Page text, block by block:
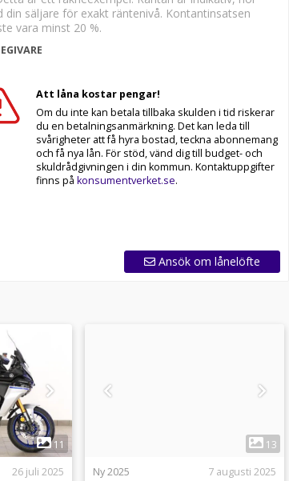
din säljare för exakt räntenivå. Kontantinsatsen
vara minst 20 %.
Att låna kostar pengar!
Om du inte kan betala tillbaka skulden i tid riskerar
du en betalningsanmärkning. Det kan leda till
svårigheter att få hyra bostad, teckna abonnemang
och få nya lån. För stöd, vänd dig till budget- och
skuldrådgivningen i din kommun. Kontaktuppgifter
finns på konsumentverket.se.
Ansök om lånelöfte
11
26 juli 2025
13
Ny 2025
7 augusti 2025